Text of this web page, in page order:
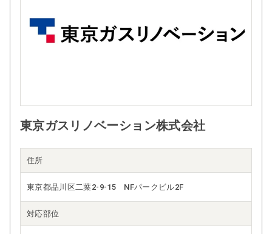
東京ガスリノベーション株式会社
住所
東京都品川区二葉2-9-15 NFパークビル2F
対応部位